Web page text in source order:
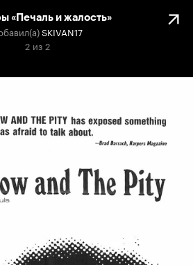
«Печаль и жалость»
SKIVAN17
2 из 2